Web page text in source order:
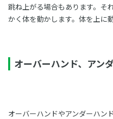
跳ね上がる場合もあります。そ
かく体を動かします。体を上に
オーバーハンド、アン
オーバーハンドやアンダーハン